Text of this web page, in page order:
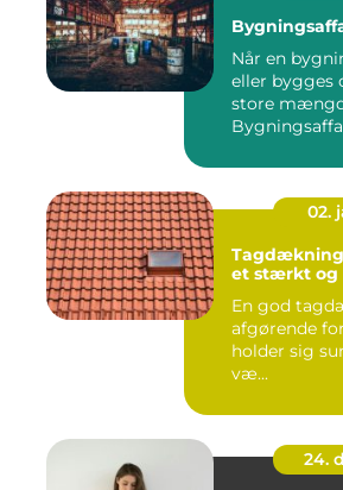
Når en
eller bygges
store
02.
et stærkt og
En god
afgørende
holder sig
væ...
24.